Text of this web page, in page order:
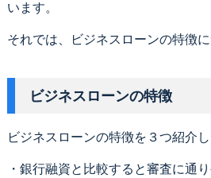
います。
それでは、ビジネスローンの特徴
ビジネスローンの特徴
ビジネスローンの特徴を３つ紹介し
・銀行融資と比較すると審査に通